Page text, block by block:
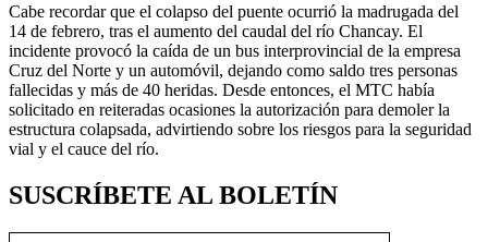
Cabe recordar que el colapso del puente ocurrió la madrugada del
14 de febrero, tras el aumento del caudal del río Chancay. El
incidente provocó la caída de un bus interprovincial de la empresa
Cruz del Norte y un automóvil, dejando como saldo tres personas
fallecidas y más de 40 heridas. Desde entonces, el MTC había
solicitado en reiteradas ocasiones la autorización para demoler la
estructura colapsada, advirtiendo sobre los riesgos para la seguridad
vial y el cauce del río.
SUSCRÍBETE AL BOLETÍN